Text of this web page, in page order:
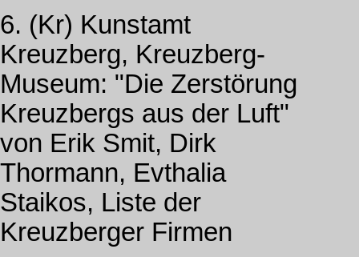
6. (Kr) Kunstamt
Kreuzberg, Kreuzberg-
Museum: "Die Zerstörung
Kreuzbergs aus der Luft"
von Erik Smit, Dirk
Thormann, Evthalia
Staikos, Liste der
Kreuzberger Firmen